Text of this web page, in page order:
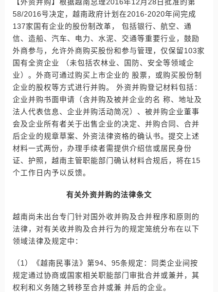
【外资并购】根据越南总理2016年12月28日批准的第
58/2016号决定，越南政府计划在2016-2020年间完成
137家国有企业的股份制改革， 包括银行、航空、通
信、造船、汽车、电力、水泥、交通等重要行业，鼓励
外商参与，允许外商购买股份和参与管理，仅保留103家
国有全资企业 （未包括农林业、国防、安全等领域企
业）。外商可通过购买上市企业的 股票，或购买股份制
企业的股权等方式进行并购。 外资并购登记材料包括：
企业并购书面申请（含并购及被并企业的名 称、地址及
法人代表信息、企业并购活动简况）、被并购企业董事
会及企业所有者关于出售企业的决定、并购合同、合并
后企业的规章草案、外资法律资格的确认书。提交上述
材料一式两份，办理手续者需提供介绍信或居民身份
证、护照，越南主管职能部门确认材料合规后，将在15
个工作日内予以反馈。
有关外资并购的法律条文
越南尚未出台专门针对国外收并购及合并程序和原则的
法律，对有关收并购及合并行为的规定笼统分布在以下
领域法律及规定中：
（1）《越南民事法》第94、95条规定：同类企业间按
规定通过协商或国家相关职能部门审批合并或兼并，其
权利和义务随之转移至合并或兼 并后的企业。